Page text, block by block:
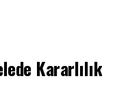
Kararlılık